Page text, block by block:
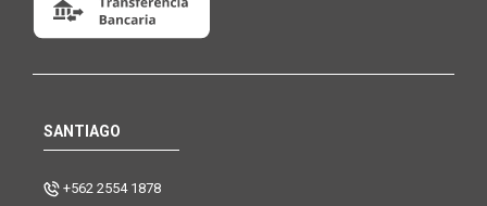
SANTIAGO
+562 2554 1878